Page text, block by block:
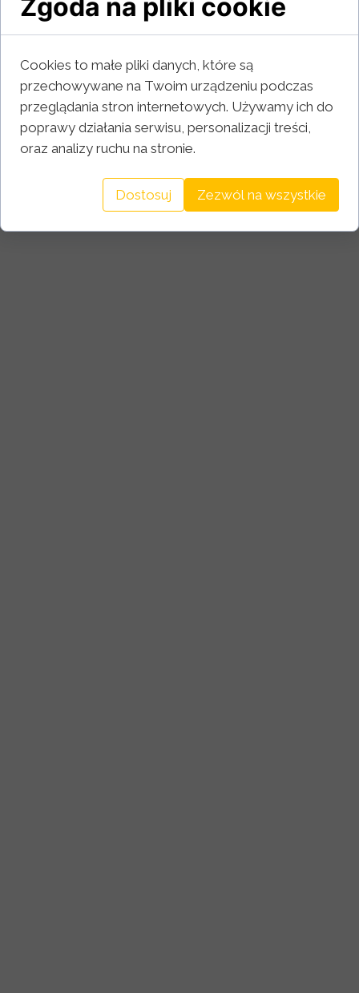
Zgoda na pliki cookie
Cookies to małe pliki danych, które są
przechowywane na Twoim urządzeniu podczas
przeglądania stron internetowych. Używamy ich do
poprawy działania serwisu, personalizacji treści,
oraz analizy ruchu na stronie.
Dostosuj Zezwól na wszystkie